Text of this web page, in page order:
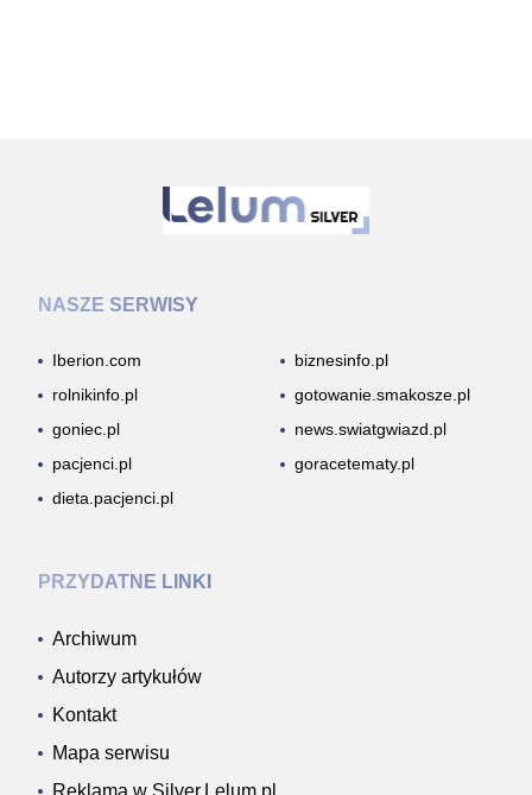
NASZE SERWISY
Iberion.com
biznesinfo.pl
rolnikinfo.pl
gotowanie.smakosze.pl
goniec.pl
news.swiatgwiazd.pl
pacjenci.pl
goracetematy.pl
dieta.pacjenci.pl
PRZYDATNE LINKI
Archiwum
Autorzy artykułów
Kontakt
Mapa serwisu